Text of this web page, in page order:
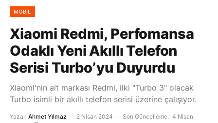
MOBIL
Xiaomi Redmi, Perfomansa
Odaklı Yeni Akıllı Telefon
Serisi Turbo’yu Duyurdu
Xiaomi'nin alt markası Redmi, ilki "Turbo 3" olacak
Turbo isimli bir akıllı telefon serisi üzerine çalışıyor.
Yazar: Ahmet Yılmaz 2 Nisan 2024 Son Güncelleme: 4 Nisan